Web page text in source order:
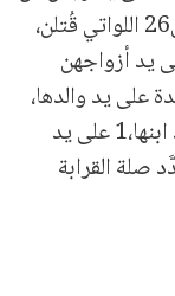
الدائرة القريبة للضحايا، فمن بين النساء ال26 اللواتي قُتلن،
يد أزواجهن
على يد والدها،
أخرى على يد أحد أقاربها، وواحدة على يد ابنها،1 على يد
صلة القرابة